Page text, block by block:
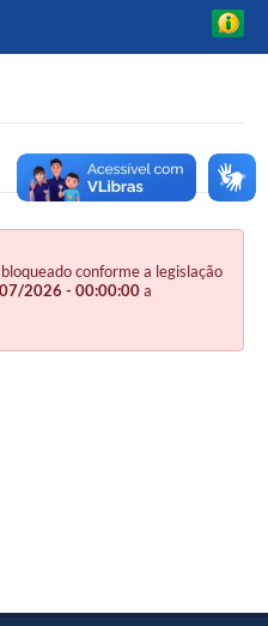
conforme a legislação
2026 - 00:00:00a